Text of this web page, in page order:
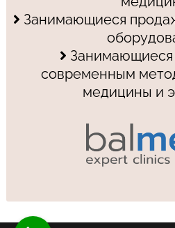
Занимающиеся
современным
медицины и